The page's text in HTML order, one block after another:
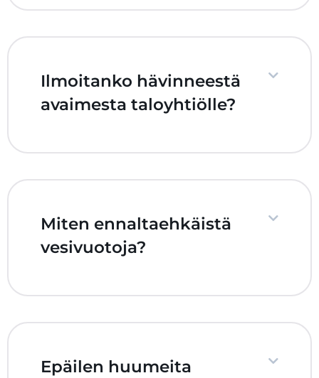
Ilmoitanko hävinneestä
avaimesta taloyhtiölle?
Miten ennaltaehkäistä
vesivuotoja?
Epäilen huumeita